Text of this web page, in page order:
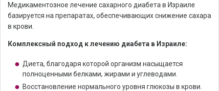
Медикаментозное лечение сахарного диабета в Израиле
базируется на препаратах, обеспечивающих снижение сахара
в крови.
Комплексный подход к лечению диабета в Израиле:
Диета, благодаря которой организм насыщается
полноценными белками, жирами и углеводами.
Восстановление нормального уровня глюкозы в крови.